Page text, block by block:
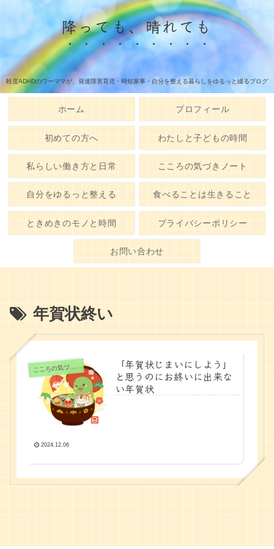
降っても、晴れても
軽度ADHDのワーママが、発達障害育児・時短家事・自分を整える暮らしをゆるっと綴るブログ
ホーム プロフィール
初めての方へ わたしと子どもの時間
私らしい働き方と日常 こころの気づきノート
自分をゆるっと整える 食べることは生きること
ときめきのモノと時間 プライバシーポリシー
お問い合わせ
年賀状終い
こころの気づきノート
「年賀状じまいにしよう」
と思うのにお終いに出来な
い年賀状
2024.12.06